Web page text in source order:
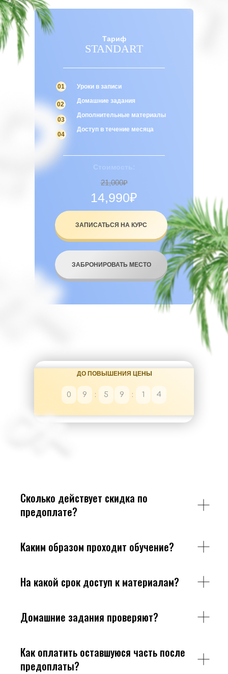
ЗАПИСАТЬСЯ НА КУРС
ЗАБРОНИРОВАТЬ МЕСТО
STANDART
21,000₽
Тариф
Стоимость:
01
02
03
04
Уроки в записи
Домашние задания
Дополнительные материалы
Доступ в течение месяца
14,990₽
ДО ПОВЫШЕНИЯ ЦЕНЫ
0 9 : 5 9 :
1
3
Сколько действует скидка по
предоплате?
Каким образом проходит обучение?
На какой срок доступ к материалам?
Домашние задания проверяют?
Как оплатить оставшуюся часть после
предоплаты?